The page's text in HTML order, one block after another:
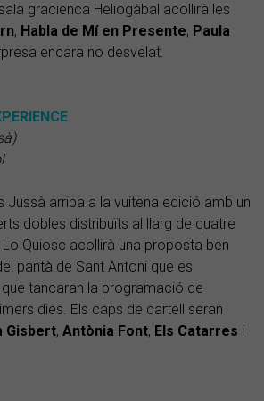
gracienca Heliogàbal acollirà les
, Habla de Mí en Presente, Paula
encara no desvelat.
Jussà arriba a la vuitena edició amb un
dobles distribuïts al llarg de quatre
Quiosc acollirà una proposta ben
pantà de Sant Antoni que es
tancaran la programació de
dies. Els caps de cartell seran
Gisbert, Antònia Font, Els Catarres i